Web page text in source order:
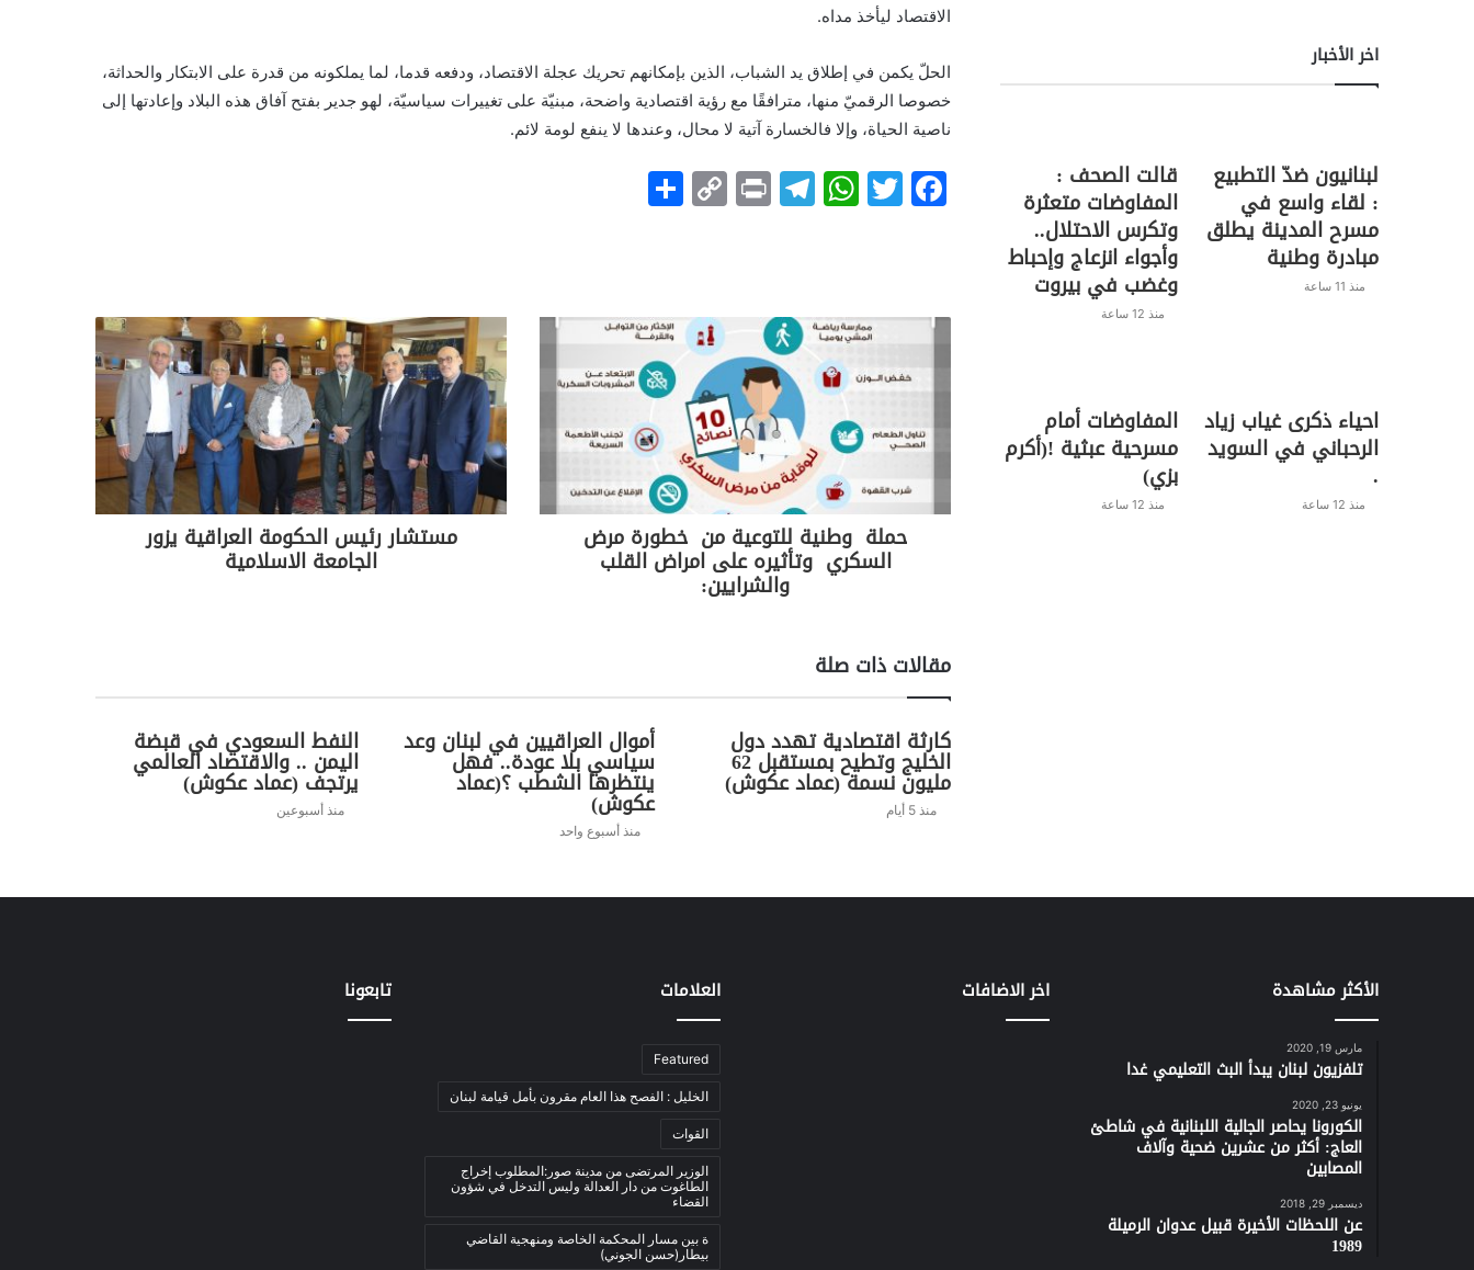
الاقتصاد ليأخذ مداه.
الحلّ يكمن في إطلاق يد الشباب، الذين بإمكانهم تحريك عجلة الاقتصاد، ودفعه قدما، لما يملكونه من قدرة على الابتكار والحداثة،
خصوصا الرقميّ منها، مترافقًا مع رؤية اقتصادية واضحة، مبنيّة على تغييرات سياسيّة، لهو جدير بفتح آفاق هذه البلاد وإعادتها إلى
ناصية الحياة، وإلا فالخسارة آتية لا محال، وعندها لا ينفع لومة لائم.
F
b
o
o
k
T
W
A
p
p
T
a
m
Pr
C
Li
n
k
حملة وطنية للتوعية من خطورة مرض
السكري وتأثيره على امراض القلب
والشرايين:
مستشار رئيس الحكومة العراقية يزور
الجامعة الاسلامية
مقالات ذات صلة
كارثة اقتصادية تهدد دول
الخليج وتطيح بمستقبل 62
مليون نسمة (عماد عكوش)
منذ 5 أيام
أموال العراقيين في لبنان وعد
سياسي بلا عودة.. فهل
ينتظرها الشطب ؟(عماد
عكوش)
منذ أسبوع واحد
النفط السعودي في قبضة
اليمن .. والاقتصاد العالمي
يرتجف (عماد عكوش)
منذ أسبوعين
اخر الأخبار
لبنانيون ضدّ التطبيع
: لقاء واسع في
مسرح المدينة يطلق
مبادرة وطنية
منذ 11 ساعة
قالت الصحف :
المفاوضات متعثرة
وتكرس الاحتلال..
وأجواء انزعاج وإحباط
وغضب في بيروت
منذ 12 ساعة
احياء ذكرى غياب زياد
الرحباني في السويد
.
منذ 12 ساعة
المفاوضات أمام
مسرحية عبثية !(أكرم
بزي)
منذ 12 ساعة
الأكثر مشاهدة
مارس 19, 2020
تلفزيون لبنان يبدأ البث التعليمي غدا
يونيو 23, 2020
الكورونا يحاصر الجالية اللبنانية في شاطئ
العاج: أكثر من عشرين ضحية وآلاف
المصابين
ديسمبر 29, 2018
عن اللحظات الأخيرة قبيل عدوان الرميلة
1989
اخر الاضافات العلامات
Featured
الخليل : الفصح هذا العام مقرون بأمل قيامة لبنان
القوات
الوزير المرتضى من مدينة صور:المطلوب إخراج
الطاغوت من دار العدالة وليس التدخل في شؤون
القضاء
ة بين مسار المحكمة الخاصة ومنهجية القاضي
بيطار(حسن الجوني)
تابعونا